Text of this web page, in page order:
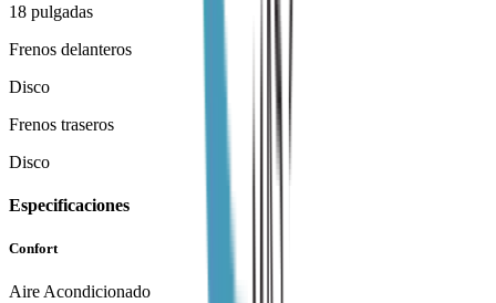
18 pulgadas
Frenos delanteros
Disco
Frenos traseros
Disco
Especificaciones
Confort
Aire Acondicionado